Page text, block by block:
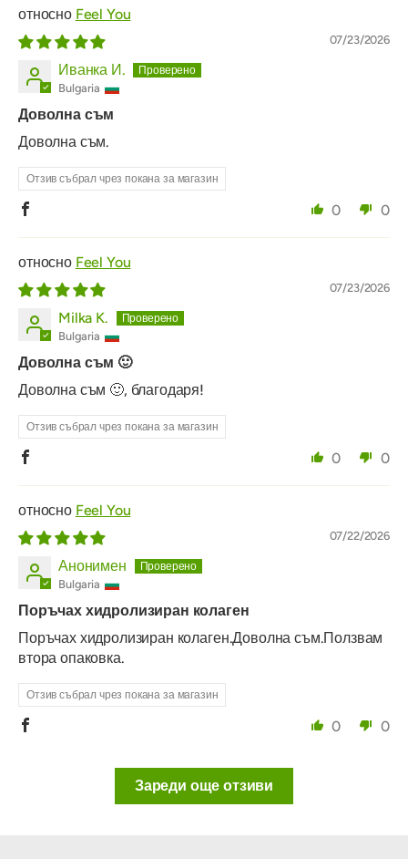
Feel You
07/23/2026
Иванка И.
Bulgaria
Доволна съм
Доволна съм.
Отзив събрал чрез покана за магазин
0 0
Feel You
07/23/2026
Milka K.
Bulgaria
Доволна съм 🙂
Доволна съм 🙂, благодаря!
Отзив събрал чрез покана за магазин
0 0
Feel You
07/22/2026
Анонимен
Bulgaria
Поръчах хидролизиран колаген
Поръчах хидролизиран колаген.Доволна съм.Ползвам
втора опаковка.
Отзив събрал чрез покана за магазин
0 0
Зареди още отзиви